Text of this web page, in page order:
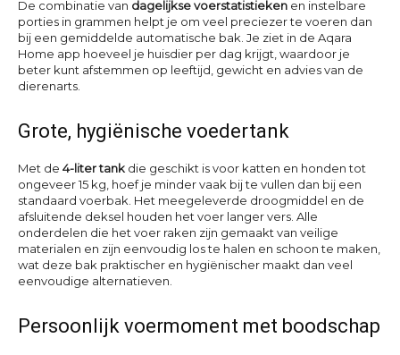
De combinatie van dagelijkse voerstatistieken en instelbare
porties in grammen helpt je om veel preciezer te voeren dan
bij een gemiddelde automatische bak. Je ziet in de Aqara
Home app hoeveel je huisdier per dag krijgt, waardoor je
beter kunt afstemmen op leeftijd, gewicht en advies van de
dierenarts.
Grote, hygiënische voedertank
Met de 4-liter tank die geschikt is voor katten en honden tot
ongeveer 15 kg, hoef je minder vaak bij te vullen dan bij een
standaard voerbak. Het meegeleverde droogmiddel en de
afsluitende deksel houden het voer langer vers. Alle
onderdelen die het voer raken zijn gemaakt van veilige
materialen en zijn eenvoudig los te halen en schoon te maken,
wat deze bak praktischer en hygiënischer maakt dan veel
eenvoudige alternatieven.
Persoonlijk voermoment met boodschap